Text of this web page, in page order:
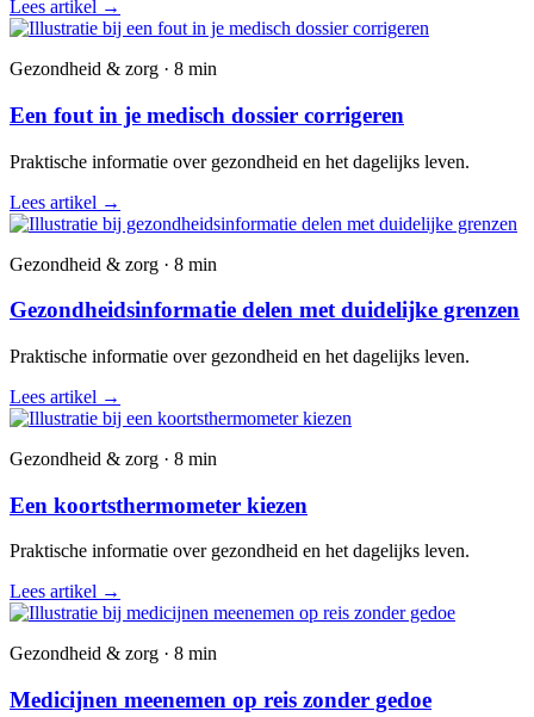
Lees artikel →
Gezondheid & zorg · 8 min
Een fout in je medisch dossier corrigeren
Praktische informatie over gezondheid en het dagelijks leven.
Lees artikel →
Gezondheid & zorg · 8 min
Gezondheidsinformatie delen met duidelijke grenzen
Praktische informatie over gezondheid en het dagelijks leven.
Lees artikel →
Gezondheid & zorg · 8 min
Een koortsthermometer kiezen
Praktische informatie over gezondheid en het dagelijks leven.
Lees artikel →
Gezondheid & zorg · 8 min
Medicijnen meenemen op reis zonder gedoe